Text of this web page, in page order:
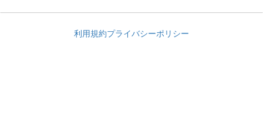
利用規約プライバシーポリシー